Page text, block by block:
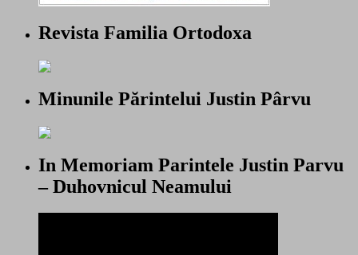
Revista Familia Ortodoxa
Minunile Părintelui Justin Pârvu
In Memoriam Parintele Justin Parvu
– Duhovnicul Neamului